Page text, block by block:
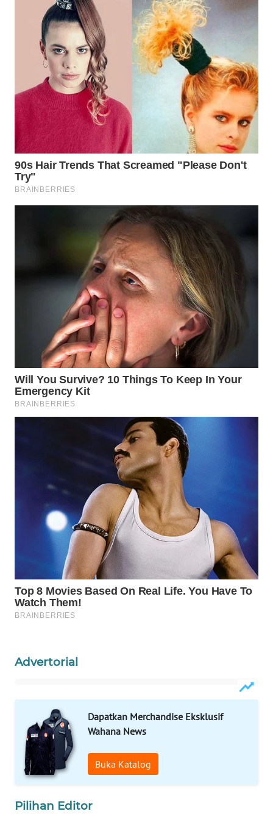
Advertorial
Dapatkan Merchandise Eksklusif
Wahana News
Buka Katalog
Pilihan Editor
WAHANA
SPORT
WAHANA
UMKM
WAHANA
SELEB
WAHANA
PERSONA
WAHANA
LAPAK
WAHANA
Wahana
MASYARAKAT
WALINKI
MAWAKA
ID
PLN
LPKKI
LKKI
KOPEKLIN